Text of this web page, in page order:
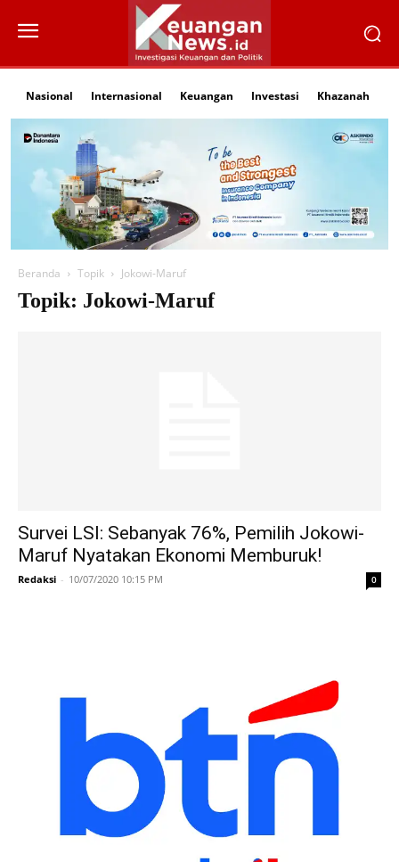
Nasional Internasional Keuangan Investasi Khazanah
Beranda Topik Jokowi-Maruf
Topik: Jokowi-Maruf
Survei LSI: Sebanyak 76%, Pemilih Jokowi-
Maruf Nyatakan Ekonomi Memburuk!
Redaksi - 10/07/2020 10:15 PM 0